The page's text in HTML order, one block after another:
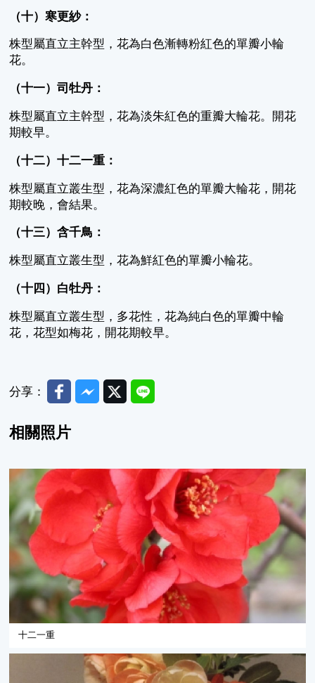
（十）寒更紗：
株型屬直立主幹型，花為白色漸轉粉紅色的單瓣小輪
花。
（十一）司牡丹：
株型屬直立主幹型，花為淡朱紅色的重瓣大輪花。開花
期較早。
（十二）十二一重：
株型屬直立叢生型，花為深濃紅色的單瓣大輪花，開花
期較晚，會結果。
（十三）含千鳥：
株型屬直立叢生型，花為鮮紅色的單瓣小輪花。
（十四）白牡丹：
株型屬直立叢生型，多花性，花為純白色的單瓣中輪
花，花型如梅花，開花期較早。
分享： FacebookMessenger
TwitterLine
相關照片
十二一重